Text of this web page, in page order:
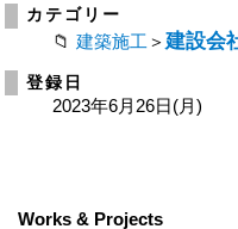
カテゴリー
建築施工 ＞ 建設会
登録日
2023年6月26日(月)
Works & Projects